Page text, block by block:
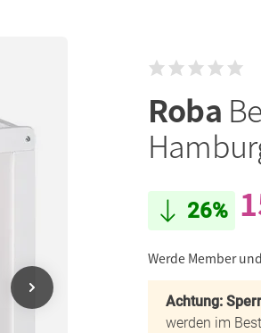
Roba
26%
Werde Member
Achtung:
werden im